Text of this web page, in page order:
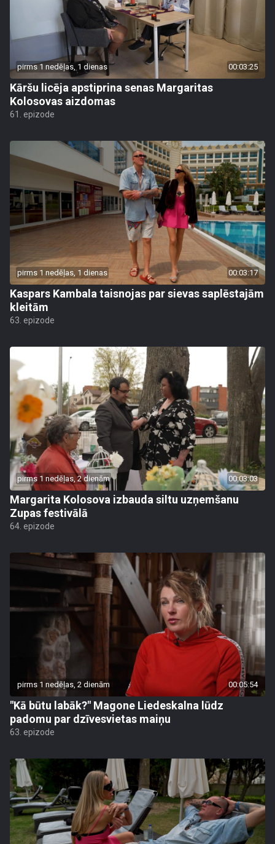
pirms 1 nedēļas, 1 dienas 00:03:25
Kāršu licēja apstiprina senas Margaritas
Kolosovas aizdomas
61. epizode
pirms 1 nedēļas, 1 dienas 00:03:17
Kaspars Kambala taisnojas par sievas saplēstajām
kleitām
63. epizode
pirms 1 nedēļas, 2 dienām 00:03:03
Margarita Kolosova izbauda siltu uzņemšanu
Zupas festivālā
64. epizode
pirms 1 nedēļas, 2 dienām 00:05:54
"Kā būtu labāk?" Magone Liedeskalna lūdz
padomu par dzīvesvietas maiņu
63. epizode